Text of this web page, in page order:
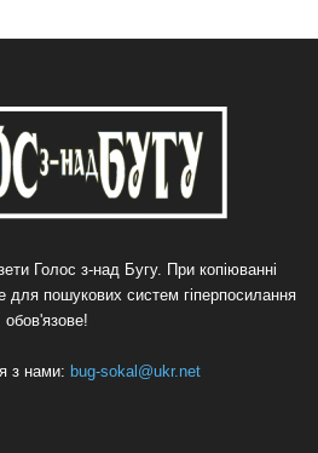
Голос з-над Бугу. При копіюванні
для пошукових систем гіперпосилання
обов'язове!
з нами: bug-sokal@ukr.net